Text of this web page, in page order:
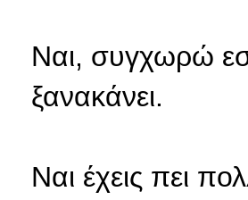
Ναι, συγχωρώ
ξανακάνει.
Ναι έχεις πει